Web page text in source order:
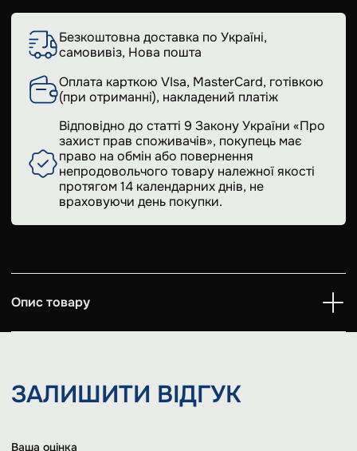
Безкоштовна доставка по Україні,
самовивіз, Нова пошта
Оплата карткою VIsa, MasterCard, готівкою
(при отриманні), накладений платіж
Відповідно до статті 9 Закону України «Про
захист прав споживачів», покупець має
право на обмін або повернення
непродовольчого товару належної якості
протягом 14 календарних днів, не
враховуючи день покупки.
Опис товару
ЗАЛИШИТИ ВІДГУК
Ваша оцінка